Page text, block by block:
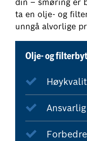
din – smøring er
ta en olje- og
unngå alvorlige
Olje- og